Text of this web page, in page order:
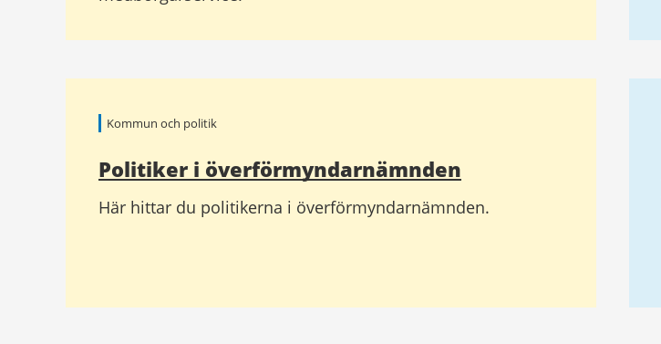
information
Kommun och politik
Politiker i överförmyndarnämnden
Här hittar du politikerna i överförmyndarnämnden.